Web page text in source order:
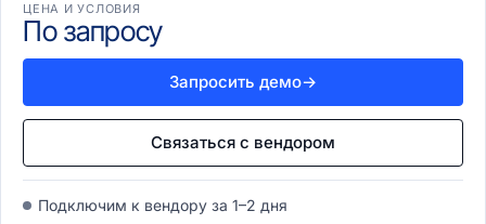
ЦЕНА И УСЛОВИЯ
По запросу
Запросить демо→
Связаться с вендором
Подключим к вендору за 1–2 дня